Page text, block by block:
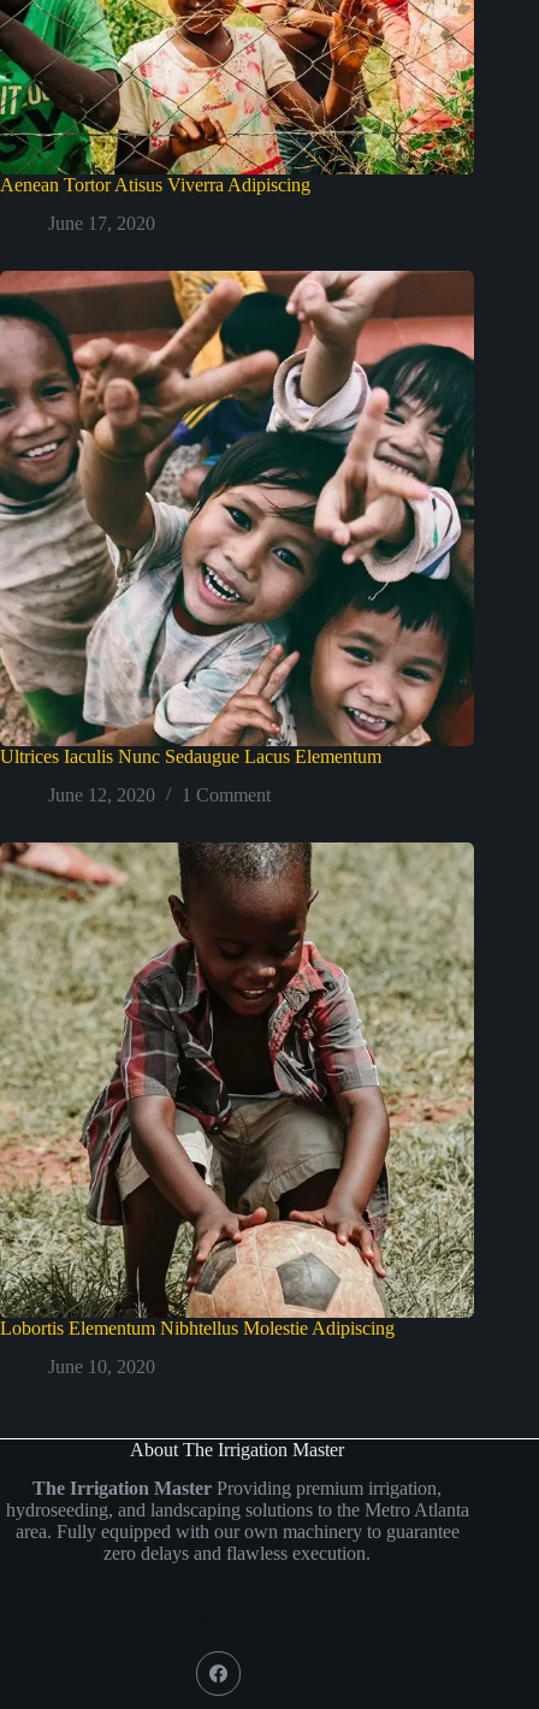
Aenean Tortor Atisus Viverra Adipiscing
June 17, 2020
Ultrices Iaculis Nunc Sedaugue Lacus Elementum
June 12, 2020
1 Comment
Lobortis Elementum Nibhtellus Molestie Adipiscing
June 10, 2020
About The Irrigation Master
The Irrigation Master Providing premium irrigation,
hydroseeding, and landscaping solutions to the Metro Atlanta
area. Fully equipped with our own machinery to guarantee
zero delays and flawless execution.